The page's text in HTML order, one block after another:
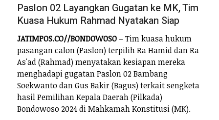
Paslon 02 Layangkan Gugatan ke MK, Tim
Kuasa Hukum Rahmad Nyatakan Siap
JATIMPOS.CO//BONDOWOSO– Tim kuasa hukum
pasangan calon (Paslon) terpilih Ra Hamid dan Ra
As'ad (Rahmad) menyatakan kesiapan mereka
menghadapi gugatan Paslon 02 Bambang
Soekwanto dan Gus Bakir (Bagus) terkait sengketa
hasil Pemilihan Kepala Daerah (Pilkada)
Bondowoso 2024 di Mahkamah Konstitusi (MK).